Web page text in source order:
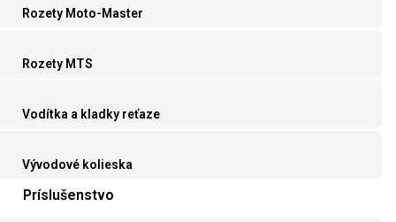
Rozety Moto-Master
Rozety MTS
Vodítka a kladky reťaze
Vývodové kolieska
Príslušenstvo